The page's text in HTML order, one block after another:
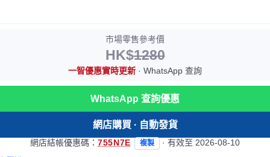
市場零售參考價
HK$1280
一智優惠實時更新 · WhatsApp 查詢
WhatsApp 查詢優惠
網店購買 · 自動發貨
網店結帳優惠碼：755N7E 複製
· 有效至 2026-08-10